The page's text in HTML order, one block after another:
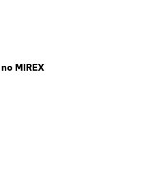
MIREX